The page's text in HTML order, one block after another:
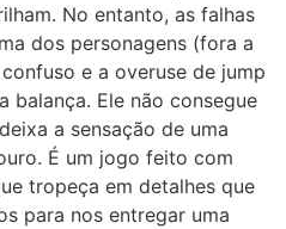
No entanto, as falhas
dos personagens (fora a
e a overuse de jump
balança. Ele não consegue
a sensação de uma
É um jogo feito com
tropeça em detalhes que
para nos entregar uma